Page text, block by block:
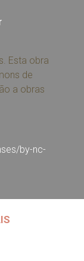
Esta obra
de
a obras
by-nc-